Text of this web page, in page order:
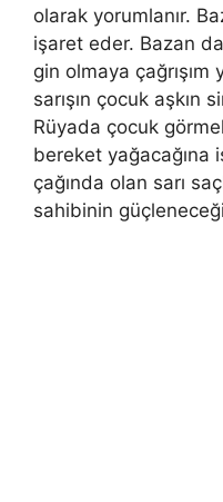
olarak yorumlanır.
işaret eder. Bazan
gin olmaya
sarışın çocuk aşkın
Rüyada çocuk
bereket yağacağına
çağında olan sarı
sa­hibinin